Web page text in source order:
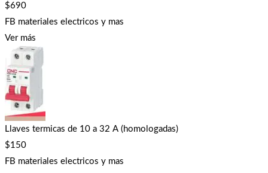
$690
FB materiales electricos y mas
Ver más
Llaves termicas de 10 a 32 A (homologadas)
$150
FB materiales electricos y mas